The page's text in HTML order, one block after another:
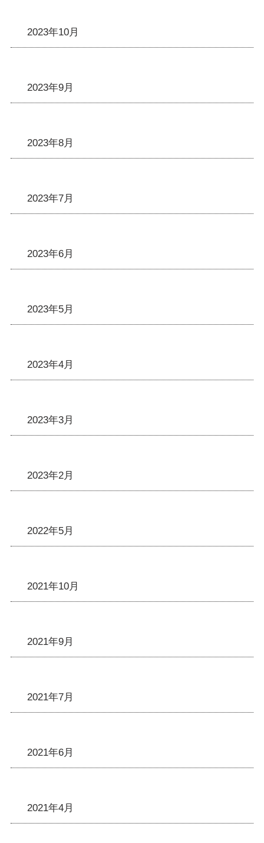
2023年10月
2023年9月
2023年8月
2023年7月
2023年6月
2023年5月
2023年4月
2023年3月
2023年2月
2022年5月
2021年10月
2021年9月
2021年7月
2021年6月
2021年4月